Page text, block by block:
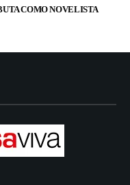
COMO NOVELISTA